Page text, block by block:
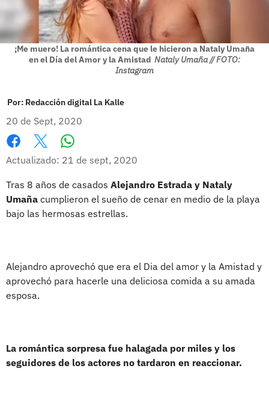
¡Me muero! La romántica cena que le hicieron a Nataly Umaña
en el Día del Amor y la Amistad Nataly Umaña // FOTO:
Instagram
Por: Redacción digital La Kalle
20 de Sept, 2020
Facebook
X
Actualizado: 21 de sept, 2020
Tras 8 años de casados Alejandro Estrada y Nataly
Umaña cumplieron el sueño de cenar en medio de la playa
bajo las hermosas estrellas.
Alejandro aprovechó que era el Dia del amor y la Amistad y
aprovechó para hacerle una deliciosa comida a su amada
esposa.
La romántica sorpresa fue halagada por miles y los
seguidores de los actores no tardaron en reaccionar.